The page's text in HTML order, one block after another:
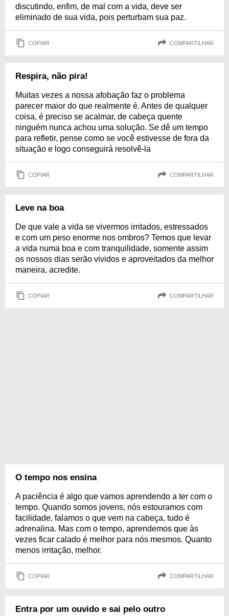
discutindo, enfim, de mal com a vida, deve ser
eliminado de sua vida, pois perturbam sua paz.
COPIAR COMPARTILHAR
Respira, não pira!
Muitas vezes a nossa afobação faz o problema
parecer maior do que realmente é. Antes de qualquer
coisa, é preciso se acalmar, de cabeça quente
ninguém nunca achou uma solução. Se dê um tempo
para refletir, pense como se você estivesse de fora da
situação e logo conseguirá resolvê-la
COPIAR COMPARTILHAR
Leve na boa
De que vale a vida se vivermos irritados, estressados
e com um peso enorme nos ombros? Temos que levar
a vida numa boa e com tranquilidade, somente assim
os nossos dias serão vividos e aproveitados da melhor
maneira, acredite.
COPIAR COMPARTILHAR
O tempo nos ensina
A paciência é algo que vamos aprendendo a ter com o
tempo. Quando somos jovens, nós estouramos com
facilidade, falamos o que vem na cabeça, tudo é
adrenalina. Mas com o tempo, aprendemos que às
vezes ficar calado é melhor para nós mesmos. Quanto
menos irritação, melhor.
COPIAR COMPARTILHAR
Entra por um ouvido e sai pelo outro